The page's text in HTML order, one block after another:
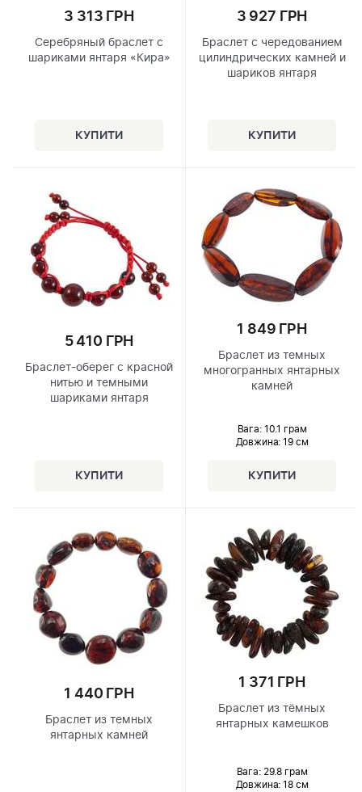
3 313 ГРН
Серебряный браслет с
шариками янтаря «Кира»
3 927 ГРН
Браслет с чередованием
цилиндрических камней и
шариков янтаря
5 410 ГРН
Браслет-оберег с красной
нитью и темными
шариками янтаря
1 849 ГРН
Браслет из темных
многогранных янтарных
камней
Вага: 10.1 грам
Довжина: 19 см
1 440 ГРН
Браслет из темных
янтарных камней
1 371 ГРН
Браслет из тёмных
янтарных камешков
Вага: 29.8 грам
Довжина: 18 см